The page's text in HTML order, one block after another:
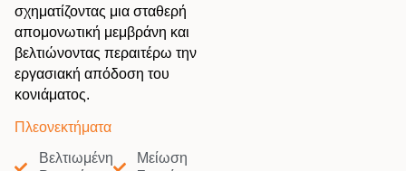
σχηματίζοντας μια σταθερή
απομονωτική μεμβράνη και
βελτιώνοντας περαιτέρω την
εργασιακή απόδοση του
κονιάματος.
Πλεονεκτήματα
Βελτιωμένη
Μείωση